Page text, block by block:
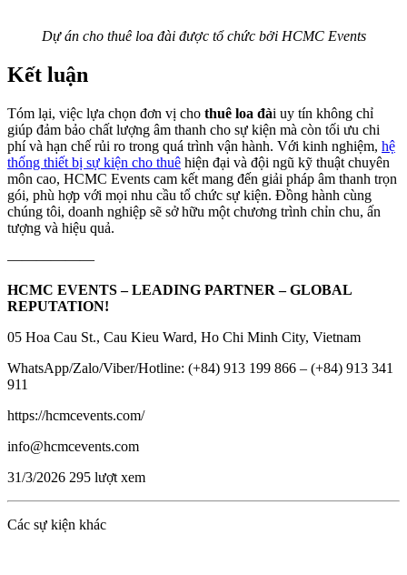
Dự án cho thuê loa đài được tổ chức bởi HCMC Events
Kết luận
Tóm lại, việc lựa chọn đơn vị cho thuê loa đài uy tín không chỉ
giúp đảm bảo chất lượng âm thanh cho sự kiện mà còn tối ưu chi
phí và hạn chế rủi ro trong quá trình vận hành. Với kinh nghiệm, hệ
thống thiết bị sự kiện cho thuê hiện đại và đội ngũ kỹ thuật chuyên
môn cao, HCMC Events cam kết mang đến giải pháp âm thanh trọn
gói, phù hợp với mọi nhu cầu tổ chức sự kiện. Đồng hành cùng
chúng tôi, doanh nghiệp sẽ sở hữu một chương trình chỉn chu, ấn
tượng và hiệu quả.
——————
HCMC EVENTS – LEADING PARTNER – GLOBAL
REPUTATION!
05 Hoa Cau St., Cau Kieu Ward, Ho Chi Minh City, Vietnam
WhatsApp/Zalo/Viber/Hotline: (+84) 913 199 866 – (+84) 913 341
911
https://hcmcevents.com/
info@hcmcevents.com
31/3/2026 295 lượt xem
Các sự kiện khác